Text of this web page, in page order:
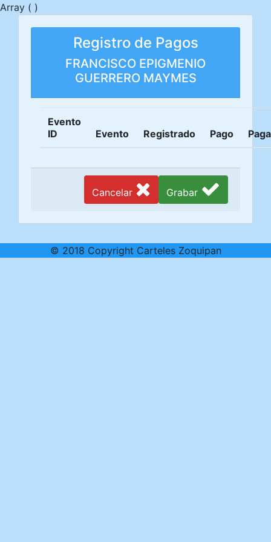
Array ( )
Registro de Pagos
FRANCISCO EPIGMENIO
GUERRERO MAYMES
Evento
ID
Evento Registrado Pago
Grabar
Cancelar
© 2018 Copyright Carteles Zoquipan